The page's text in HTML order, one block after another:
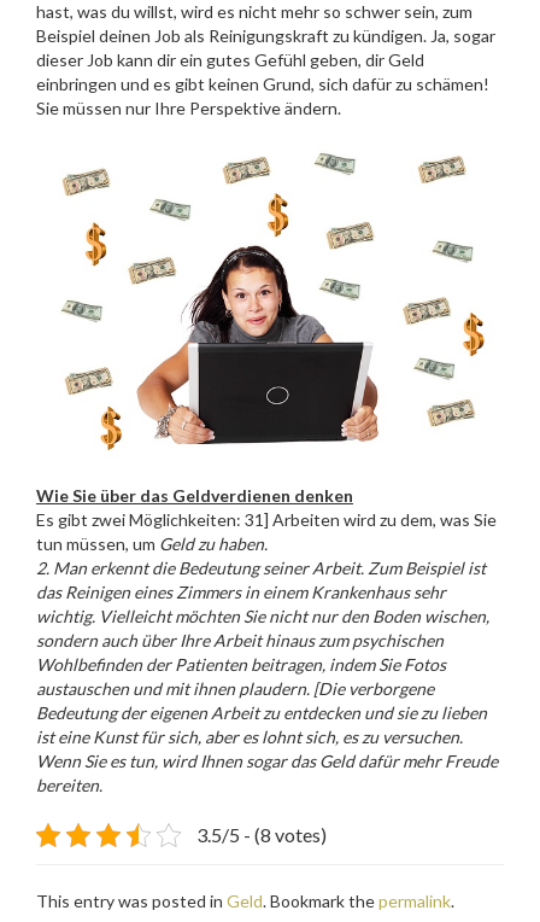
hast, was du willst, wird es nicht mehr so schwer sein, zum
Beispiel deinen Job als Reinigungskraft zu kündigen. Ja, sogar
dieser Job kann dir ein gutes Gefühl geben, dir Geld
einbringen und es gibt keinen Grund, sich dafür zu schämen!
Sie müssen nur Ihre Perspektive ändern.
Wie Sie über das Geldverdienen denken
Es gibt zwei Möglichkeiten: 31] Arbeiten wird zu dem, was Sie
tun müssen, um Geld zu haben.
2. Man erkenntdie Bedeutungseiner Arbeit. Zum Beispiel ist
das Reinigen eines Zimmers in einem Krankenhaus sehr
wichtig. Vielleicht möchten Sie nicht nur den Boden wischen,
sondern auch über Ihre Arbeit hinaus zum psychischen
Wohlbefinden der Patienten beitragen, indem Sie Fotos
austauschen und mit ihnen plaudern. [Die verborgene
Bedeutung der eigenen Arbeit zu entdecken und sie zu lieben
ist eine Kunst für sich, aber es lohnt sich, es zu versuchen.
Wenn Sie es tun, wird Ihnen sogar das Geld dafür mehr Freude
bereiten.
3.5/5 - (8 votes)
This entry was posted in Geld. Bookmark thepermalink.